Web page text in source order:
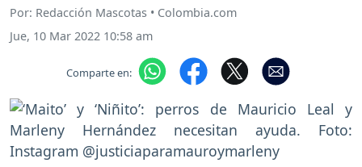
Por: Redacción Mascotas • Colombia.com
Jue, 10 Mar 2022 10:58 am
Comparte en: